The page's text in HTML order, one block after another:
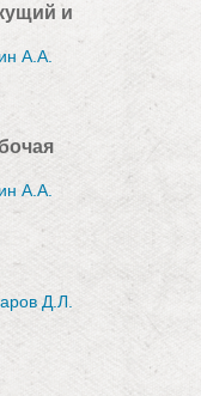
и
А.А.
А.А.
Д.Л.